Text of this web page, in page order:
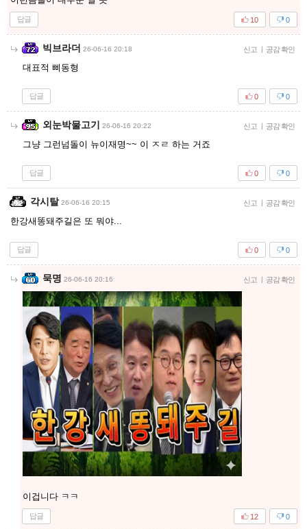
답글 0
10
빅브라더 26-06-16 20:18 신고 | 공감 확인
대표적 삐동형
답글 0
0
외눈박물고기 26-06-16 20:22 신고 | 공감 확인
그냥 그런넘돌이 뉴이재명~~ 이 ㅈㄹ 하는 거죠
답글 0
0
각시탈 26-06-16 20:15 신고 | 공감 확인
한강새똥돼주길은 또 뭐야...
답글 0
0
묵명 26-06-16 20:16 신고 | 공감 확인
이겁니다 ㅋㅋ
답글 0
12